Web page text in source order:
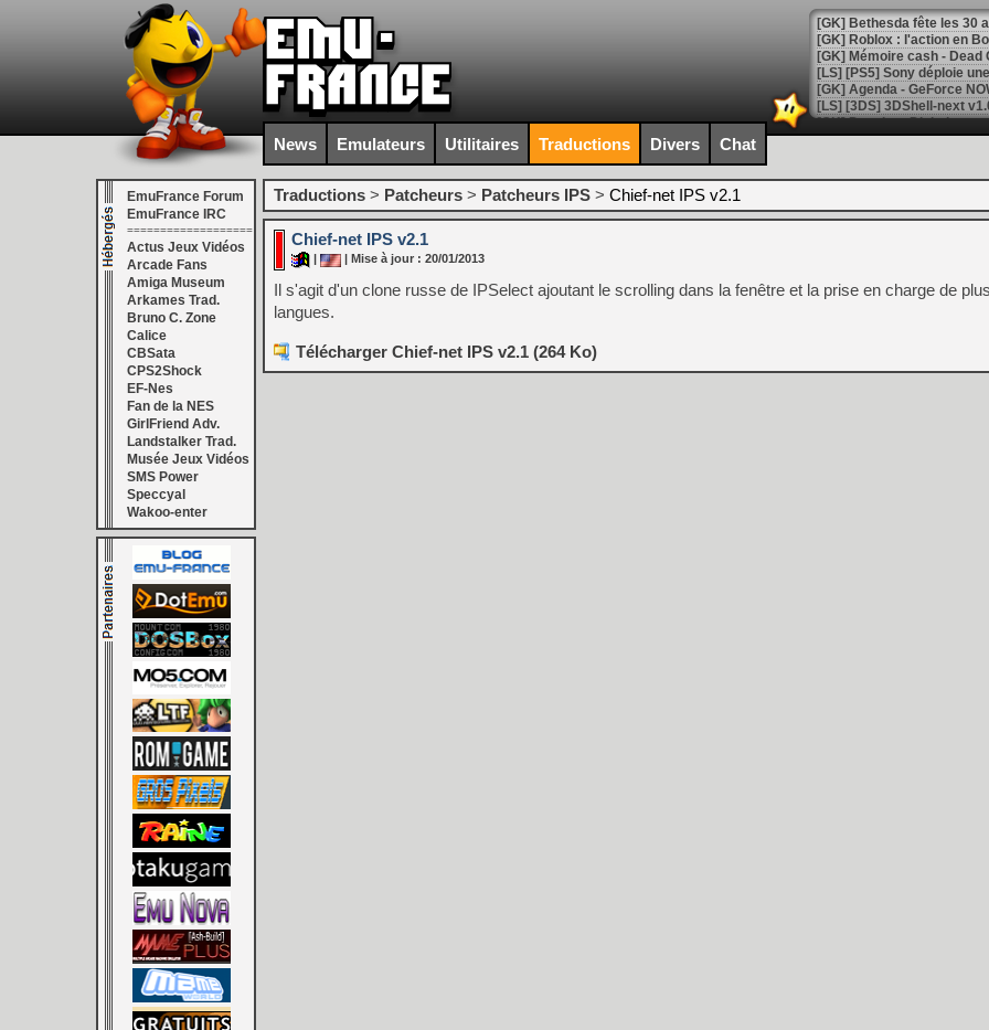
[GK] Bethesda fête les 30
[GK] Roblox : l'action en
[GK] Agenda - GeForce
[GK] Devolver Digital en a
[LS] [PS5] ps5-y2jb-
[GK] Pourquoi Marvel
[GK] Test : Restory : Chill
[GK] GTA 6 : Rockstar
[GK] Hot Wheels Infinite
[GK] Mémoire cash -
[GK] Résultats Nintendo :
[GK] Déjà des
[Mo5] Brickboy cherche à
[GK] Minecraft et ses «
[GK] Beast of
[GK] Ubisoft : fin de partie
[GK] Mémoire cash -
[GK] Dan Houser (GTA)
[GK] Comment EA Sports
[GK] Crimson Moon : un
[GK] Isle of Reveries : le
[GK] Moonlighter 2 : The
[GK] Capcom relance
[Mo5] Deux inédits du
[GK] Le beat'em up The
[GK] Endless Legend 2 :
[LS] [PS5] Le WebKit
[GK] Oubliez Crazy Taxi,
[LS] [Switch] NSZ 5.0.0
News Emulateurs Utilitaires Traductions Divers Chat
EmuFrance Forum
EmuFrance IRC
===================
Actus Jeux Vidéos
Arcade Fans
Amiga Museum
Arkames Trad.
Bruno C. Zone
Calice
CBSata
CPS2Shock
EF-Nes
Fan de la NES
GirlFriend Adv.
Landstalker Trad.
Musée Jeux Vidéos
SMS Power
Speccyal
Wakoo-enter
Traductions > Patcheurs > Patcheurs IPS > Chief-net IPS v2.1
Chief-net IPS v2.1
| Mise à jour : 20/01/2013
Il s'agit d'un clone russe de IPSelect ajoutant le scrolling dans la fenêtre et la prise en charge de
langues.
Télécharger Chief-net IPS v2.1 (264 Ko)